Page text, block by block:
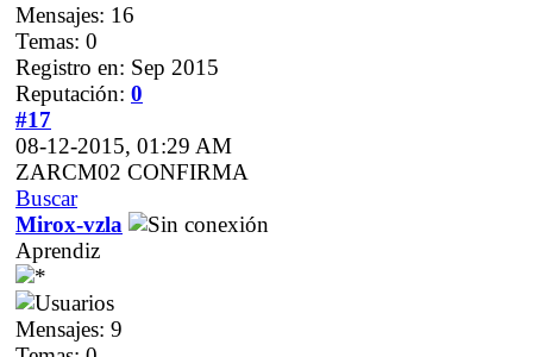
Mensajes: 16
Temas: 0
Registro en: Sep 2015
Reputación: 0
#17
08-12-2015, 01:29 AM
ZARCM02 CONFIRMA
Buscar
Mirox-vzla
Aprendiz
Mensajes: 9